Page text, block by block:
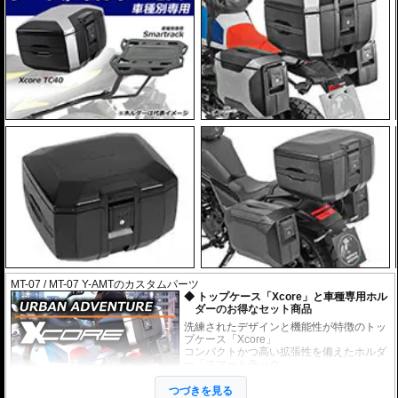
MT-07 / MT-07 Y-AMTのカスタムパーツ
トップケース「Xcore」と車種専用ホル
ダーのお得なセット商品
洗練されたデザインと機能性が特徴のトッ
プケース「Xcore」
コンパクトかつ高い拡張性を備えたホルダ
上記のケースとホルダーがセットになった
お得なセット商品です。
つづきを見る